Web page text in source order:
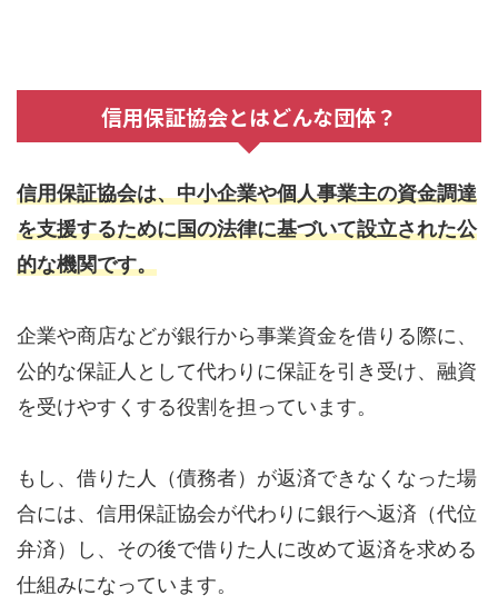
信用保証協会とはどんな団体？
信用保証協会は、中小企業や個人事業主の資金調達
を支援するために国の法律に基づいて設立された公
的な機関です。
企業や商店などが銀行から事業資金を借りる際に、
公的な保証人として代わりに保証を引き受け、融資
を受けやすくする役割を担っています。
もし、借りた人（債務者）が返済できなくなった場
合には、信用保証協会が代わりに銀行へ返済（代位
弁済）し、その後で借りた人に改めて返済を求める
仕組みになっています。